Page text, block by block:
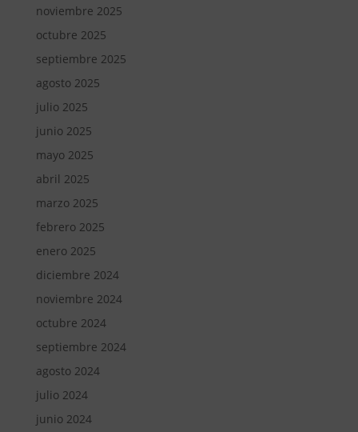
noviembre 2025
octubre 2025
septiembre 2025
agosto 2025
julio 2025
junio 2025
mayo 2025
abril 2025
marzo 2025
febrero 2025
enero 2025
diciembre 2024
noviembre 2024
octubre 2024
septiembre 2024
agosto 2024
julio 2024
junio 2024